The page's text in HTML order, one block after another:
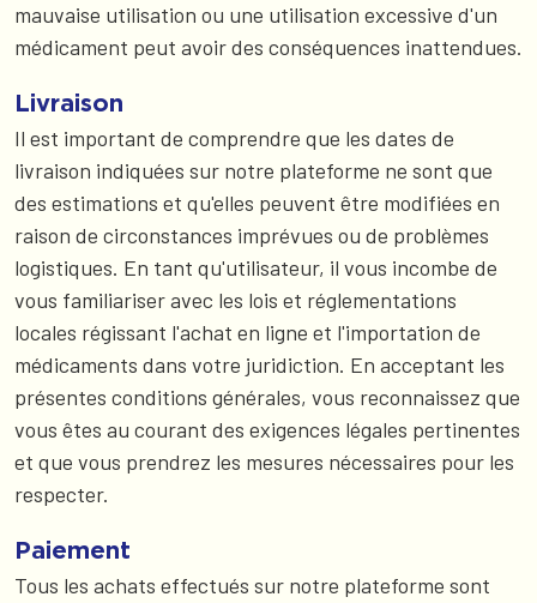
mauvaise utilisation ou une utilisation excessive d'un
médicament peut avoir des conséquences inattendues.
Livraison
Il est important de comprendre que les dates de
livraison indiquées sur notre plateforme ne sont que
des estimations et qu'elles peuvent être modifiées en
raison de circonstances imprévues ou de problèmes
logistiques. En tant qu'utilisateur, il vous incombe de
vous familiariser avec les lois et réglementations
locales régissant l'achat en ligne et l'importation de
médicaments dans votre juridiction. En acceptant les
présentes conditions générales, vous reconnaissez que
vous êtes au courant des exigences légales pertinentes
et que vous prendrez les mesures nécessaires pour les
respecter.
Paiement
Tous les achats effectués sur notre plateforme sont